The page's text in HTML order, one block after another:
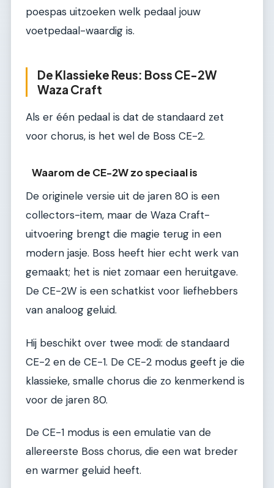
poespas uitzoeken welk pedaal jouw
voetpedaal-waardig is.
De Klassieke Reus: Boss CE-2W
Waza Craft
Als er één pedaal is dat de standaard zet
voor chorus, is het wel de Boss CE-2.
Waarom de CE-2W zo speciaal is
De originele versie uit de jaren 80 is een
collectors-item, maar de Waza Craft-
uitvoering brengt die magie terug in een
modern jasje. Boss heeft hier echt werk van
gemaakt; het is niet zomaar een heruitgave.
De CE-2W is een schatkist voor liefhebbers
van analoog geluid.
Hij beschikt over twee modi: de standaard
CE-2 en de CE-1. De CE-2 modus geeft je die
klassieke, smalle chorus die zo kenmerkend is
voor de jaren 80.
De CE-1 modus is een emulatie van de
allereerste Boss chorus, die een wat breder
en warmer geluid heeft.